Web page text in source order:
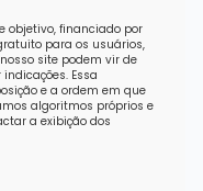
objetivo, financiado por
para os usuários,
site podem vir de
Essa
e a ordem em que
algoritmos próprios e
a exibição dos